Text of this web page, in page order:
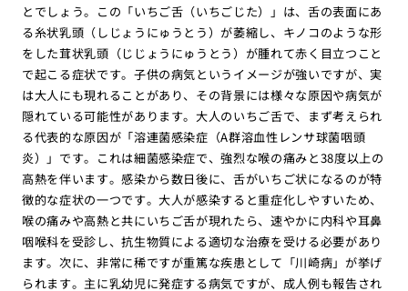
とでしょう。この「いちご舌（いちごじた）」は、舌の表面にあ
る糸状乳頭（しじょうにゅうとう）が萎縮し、キノコのような形
をした茸状乳頭（じじょうにゅうとう）が腫れて赤く目立つこと
で起こる症状です。子供の病気というイメージが強いですが、実
は大人にも現れることがあり、その背景には様々な原因や病気が
隠れている可能性があります。大人のいちご舌で、まず考えられ
る代表的な原因が「溶連菌感染症（A群溶血性レンサ球菌咽頭
炎）」です。これは細菌感染症で、強烈な喉の痛みと38度以上の
高熱を伴います。感染から数日後に、舌がいちご状になるのが特
徴的な症状の一つです。大人が感染すると重症化しやすいため、
喉の痛みや高熱と共にいちご舌が現れたら、速やかに内科や耳鼻
咽喉科を受診し、抗生物質による適切な治療を受ける必要があり
ます。次に、非常に稀ですが重篤な疾患として「川崎病」が挙げ
られます。主に乳幼児に発症する病気ですが、成人例も報告され